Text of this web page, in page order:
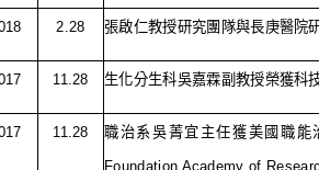
2.28 張啟仁教授研究團隊與長庚醫院
11.28 生化分生科吳嘉霖副教授榮獲科
11.28 職治系吳菁宜主任獲美國職能
Foundation Academy of